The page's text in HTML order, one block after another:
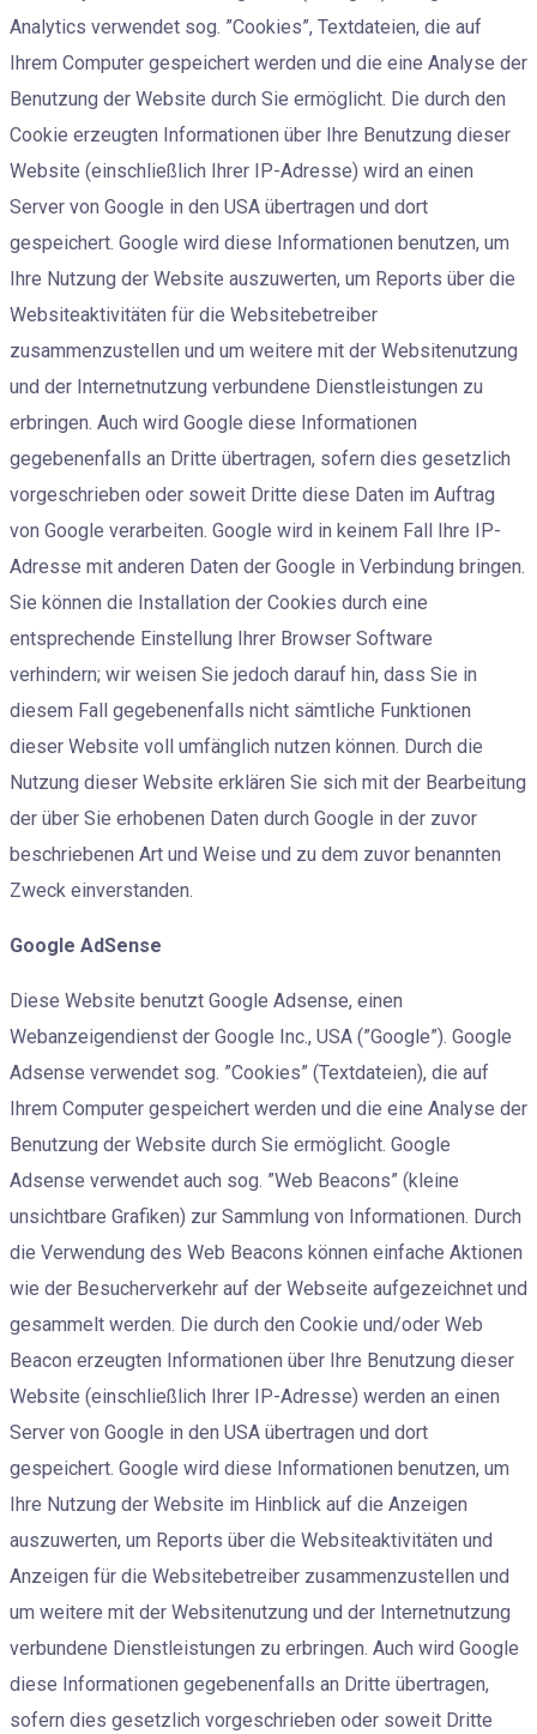
Analytics verwendet sog. ”Cookies”, Textdateien, die auf
Ihrem Computer gespeichert werden und die eine Analyse der
Benutzung der Website durch Sie ermöglicht. Die durch den
Cookie erzeugten Informationen über Ihre Benutzung dieser
Website (einschließlich Ihrer IP-Adresse) wird an einen
Server von Google in den USA übertragen und dort
gespeichert. Google wird diese Informationen benutzen, um
Ihre Nutzung der Website auszuwerten, um Reports über die
Websiteaktivitäten für die Websitebetreiber
zusammenzustellen und um weitere mit der Websitenutzung
und der Internetnutzung verbundene Dienstleistungen zu
erbringen. Auch wird Google diese Informationen
gegebenenfalls an Dritte übertragen, sofern dies gesetzlich
vorgeschrieben oder soweit Dritte diese Daten im Auftrag
von Google verarbeiten. Google wird in keinem Fall Ihre IP-
Adresse mit anderen Daten der Google in Verbindung bringen.
Sie können die Installation der Cookies durch eine
entsprechende Einstellung Ihrer Browser Software
verhindern; wir weisen Sie jedoch darauf hin, dass Sie in
diesem Fall gegebenenfalls nicht sämtliche Funktionen
dieser Website voll umfänglich nutzen können. Durch die
Nutzung dieser Website erklären Sie sich mit der Bearbeitung
der über Sie erhobenen Daten durch Google in der zuvor
beschriebenen Art und Weise und zu dem zuvor benannten
Zweck einverstanden.
Google AdSense
Diese Website benutzt Google Adsense, einen
Webanzeigendienst der Google Inc., USA (”Google”). Google
Adsense verwendet sog. ”Cookies” (Textdateien), die auf
Ihrem Computer gespeichert werden und die eine Analyse der
Benutzung der Website durch Sie ermöglicht. Google
Adsense verwendet auch sog. ”Web Beacons” (kleine
unsichtbare Grafiken) zur Sammlung von Informationen. Durch
die Verwendung des Web Beacons können einfache Aktionen
wie der Besucherverkehr auf der Webseite aufgezeichnet und
gesammelt werden. Die durch den Cookie und/oder Web
Beacon erzeugten Informationen über Ihre Benutzung dieser
Website (einschließlich Ihrer IP-Adresse) werden an einen
Server von Google in den USA übertragen und dort
gespeichert. Google wird diese Informationen benutzen, um
Ihre Nutzung der Website im Hinblick auf die Anzeigen
auszuwerten, um Reports über die Websiteaktivitäten und
Anzeigen für die Websitebetreiber zusammenzustellen und
um weitere mit der Websitenutzung und der Internetnutzung
verbundene Dienstleistungen zu erbringen. Auch wird Google
diese Informationen gegebenenfalls an Dritte übertragen,
sofern dies gesetzlich vorgeschrieben oder soweit Dritte